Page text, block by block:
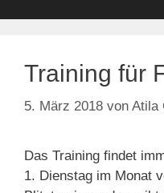
Training für
5. März 2018 von Atila
Das Training findet
1. Dienstag im Monat